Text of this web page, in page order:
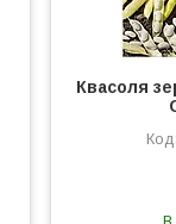
Квасоля